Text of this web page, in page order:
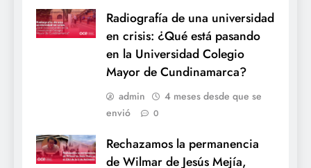
Radiografía de una universidad
en crisis: ¿Qué está pasando
en la Universidad Colegio
Mayor de Cundinamarca?
admin
4 meses desde que se
envió
0
Rechazamos la permanencia
de Wilmar de Jesús Mejía,